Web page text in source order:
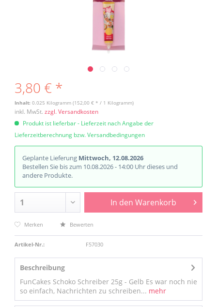
3,80 € *
Inhalt: 0.025 Kilogramm (152,00 € * / 1 Kilogramm)
inkl. MwSt. zzgl. Versandkosten
Produkt ist lieferbar - Lieferzeit nach Angabe der
Lieferzeitberechnung bzw. Versandbedingungen
Geplante Lieferung Mittwoch, 12.08.2026
Bestellen Sie bis zum 10.08.2026 - 14:00 Uhr dieses und
andere Produkte.
In den Warenkorb
Merken Bewerten
Artikel-Nr.: F57030
Beschreibung
FunCakes Schoko Schreiber 25g - Gelb Es war noch nie
so einfach, Nachrichten zu schreiben... mehr